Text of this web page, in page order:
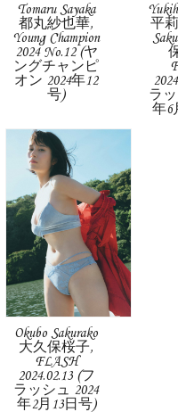
Tomaru Sayaka
都丸紗也華,
Young Champion
2024 No.12 (ヤ
ングチャンピ
オン 2024年12
号)
平
ラ
年6
Okubo Sakurako
大久保桜子,
FLASH
2024.02.13 (フ
ラッシュ 2024
年2月13日号)